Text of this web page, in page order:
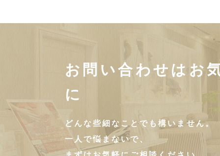
お問い合わせはお
に
どんな些細なことでも構いません。
一人で悩まないで、